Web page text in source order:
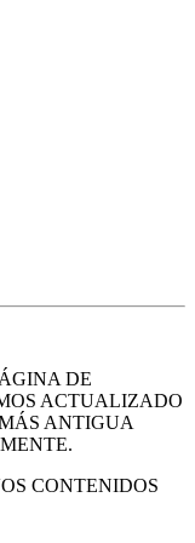
DE
ACTUALIZADO
ANTIGUA
CONTENIDOS